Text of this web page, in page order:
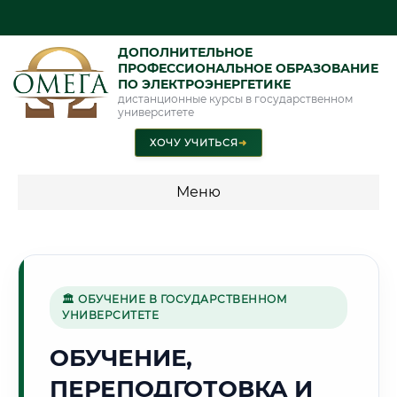
ДОПОЛНИТЕЛЬНОЕ
ПРОФЕССИОНАЛЬНОЕ ОБРАЗОВАНИЕ
ПО ЭЛЕКТРОЭНЕРГЕТИКЕ
дистанционные курсы в государственном
университете
ХОЧУ УЧИТЬСЯ➜
Меню
🏗️
Г. НАБЕРЕЖНЫЕ ЧЕЛНЫ
🏛 ОБУЧЕНИЕ В ГОСУДАРСТВЕННОМ
УНИВЕРСИТЕТЕ
ОБУЧЕНИЕ,
ПЕРЕПОДГОТОВКА И